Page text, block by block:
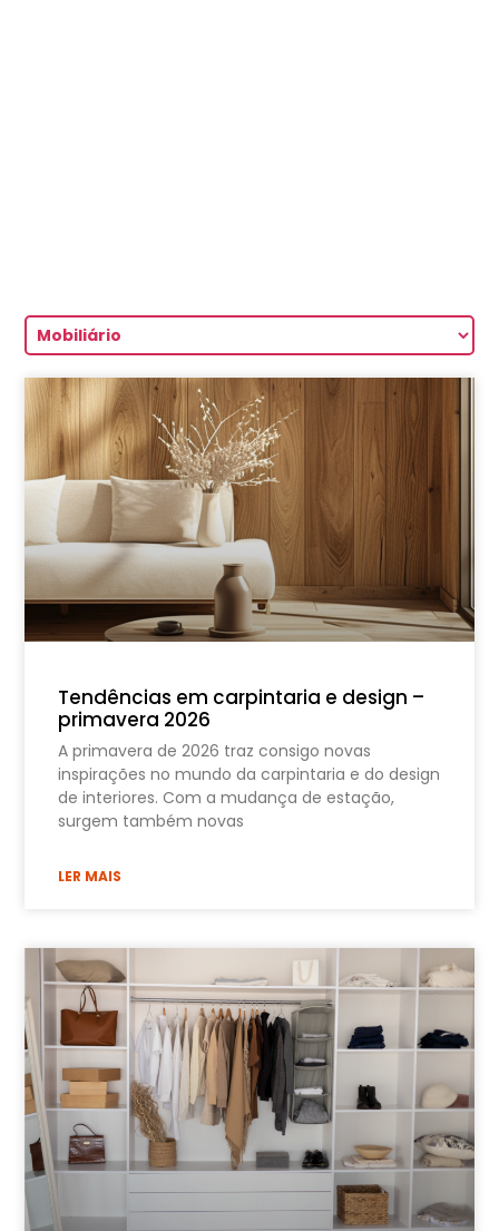
Tendências em carpintaria e design –
primavera 2026
A primavera de 2026 traz consigo novas
inspirações no mundo da carpintaria e do design
de interiores. Com a mudança de estação,
surgem também novas
LER MAIS